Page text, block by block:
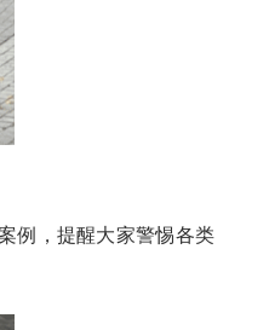
例，提醒大家警惕各类